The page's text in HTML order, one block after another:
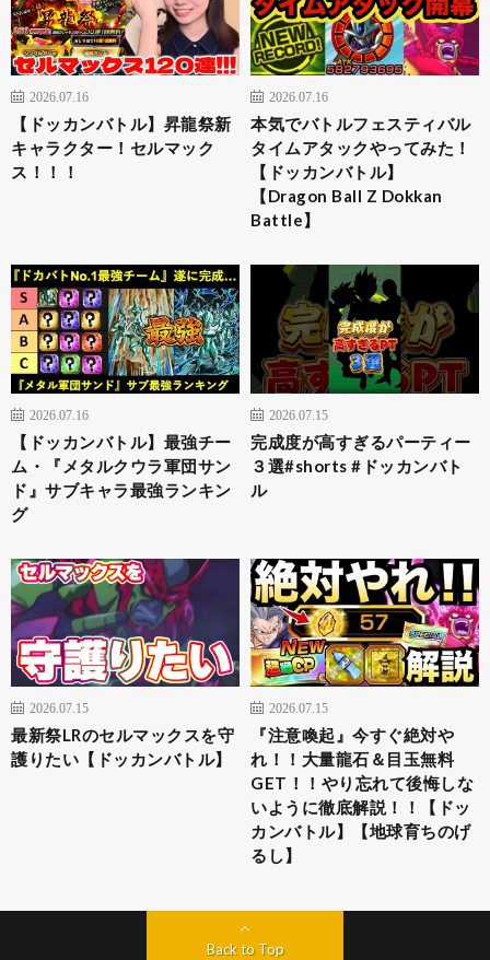
2026.07.16
【ドッカンバトル】昇龍祭新
キャラクター！セルマック
ス！！！
2026.07.16
本気でバトルフェスティバル
タイムアタックやってみた！
【ドッカンバトル】
【Dragon Ball Z Dokkan
Battle】
2026.07.16
【ドッカンバトル】最強チー
ム・『メタルクウラ軍団サン
ド』サブキャラ最強ランキン
グ
2026.07.15
完成度が高すぎるパーティー
３選#shorts #ドッカンバト
ル
2026.07.15
最新祭LRのセルマックスを守
護りたい【ドッカンバトル】
2026.07.15
『注意喚起』今すぐ絶対や
れ！！大量龍石＆目玉無料
GET！！やり忘れて後悔しな
いように徹底解説！！【ドッ
カンバトル】【地球育ちのげ
るし】
Back to Top